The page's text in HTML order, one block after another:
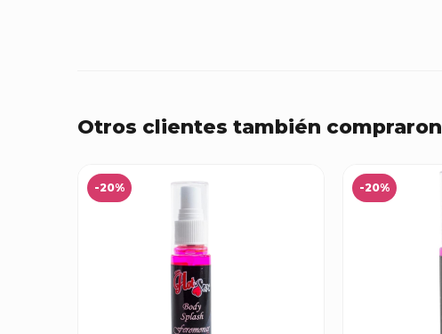
Otros clientes también compraron
-20% -20%